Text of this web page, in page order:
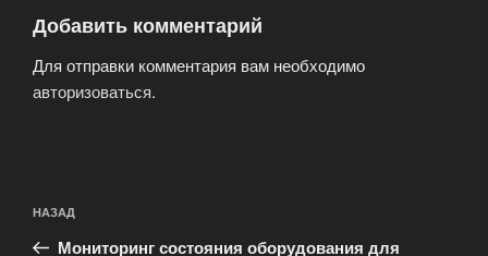
Добавить комментарий
Для отправки комментария вам необходимо
авторизоваться.
по
Предыдущая
запись:
НАЗАД
Мониторинг состояния оборудования для